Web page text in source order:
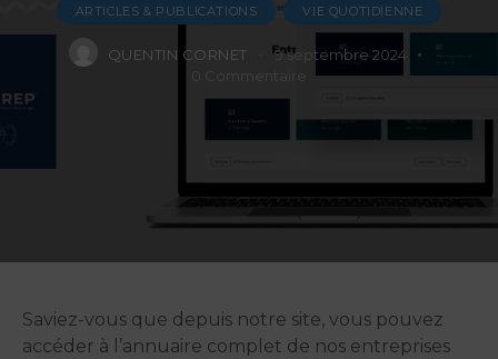
ARTICLES & PUBLICATIONS VIE QUOTIDIENNE
QUENTIN CORNET
9 septembre 2024
Commentaire
Saviez-vous que depuis notre site, vous pouvez
accéder à l’annuaire complet de nos entreprises